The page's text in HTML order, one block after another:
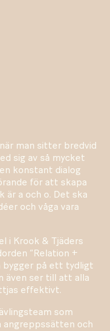
man sitter bredvid
sig av så mycket
konstant dialog
för att skapa
är a och o. Det ska
och våga vara
i Krook & Tjäders
”Relation +
bygger på ett tydligt
även ser till att alla
effektivt.
som
och